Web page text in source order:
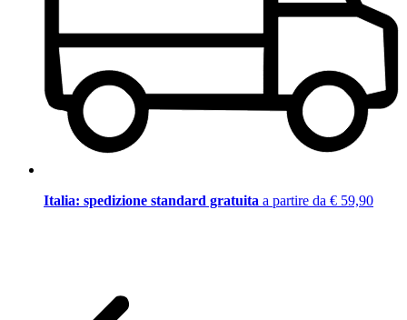
Italia: spedizione standard gratuita a partire da € 59,90